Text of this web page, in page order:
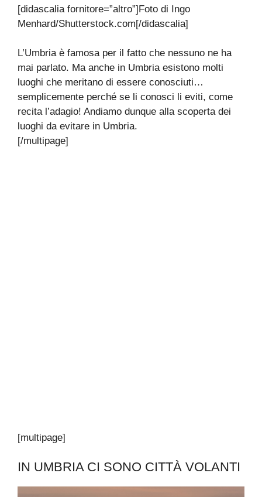
[didascalia fornitore=”altro”]Foto di Ingo
Menhard/Shutterstock.com[/didascalia]
L’Umbria è famosa per il fatto che nessuno ne ha
mai parlato. Ma anche in Umbria esistono molti
luoghi che meritano di essere conosciuti…
semplicemente perché se li conosci li eviti, come
recita l’adagio! Andiamo dunque alla scoperta dei
luoghi da evitare in Umbria.
[/multipage]
[multipage]
IN UMBRIA CI SONO CITTÀ VOLANTI